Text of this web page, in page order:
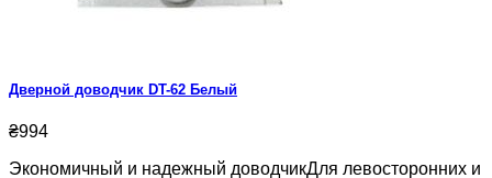
Дверной доводчик DT-62 Белый
₴994
Экономичный и надежный доводчикДля левосторонних и